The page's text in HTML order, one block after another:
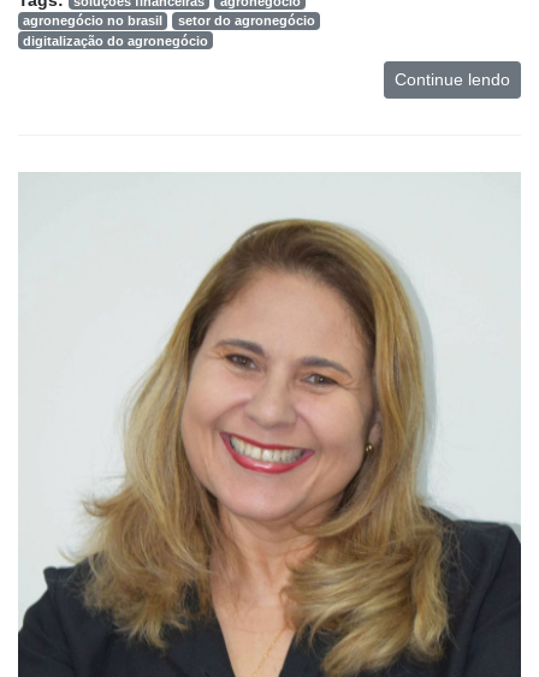
Análise
da
Liberali
Netrin
Néctar
Tecprime
agronegócio no brasil
setor do agronegócio
digitalização do agronegócio
Continue lendo